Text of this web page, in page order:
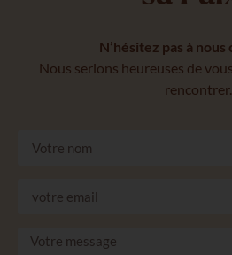
N’hésitez pas à
Nous serions heureuses de
rencontrer.